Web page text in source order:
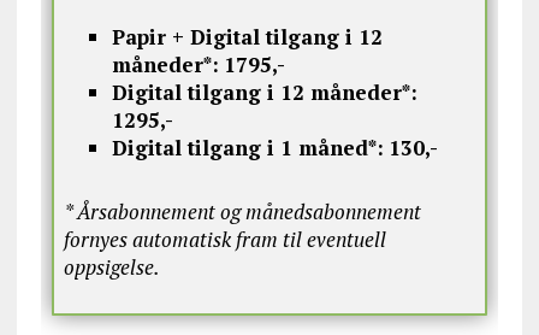
Papir + Digital tilgang i 12
måneder*: 1795,-
Digital tilgang i 12 måneder*:
1295,-
Digital tilgang i 1 måned*: 130,-
* Årsabonnement og månedsabonnement
fornyes automatisk fram til eventuell
oppsigelse.